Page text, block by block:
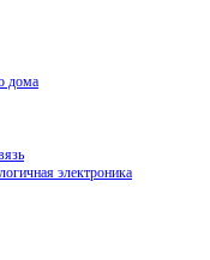
дома
электроника